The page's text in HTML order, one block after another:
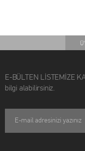
E-BÜLTEN LİSTEMİZE
bilgi alabilirsiniz.